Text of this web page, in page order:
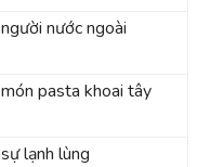
người nước ngoài
món pasta khoai tây
sự lạnh lùng